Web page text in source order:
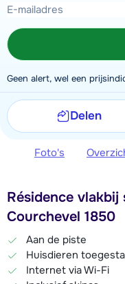
Geen alert, wel een
Delen
Foto's
Résidence vlakbij
Courchevel 1850
Aan de piste
Huisdieren
Internet via Wi-Fi